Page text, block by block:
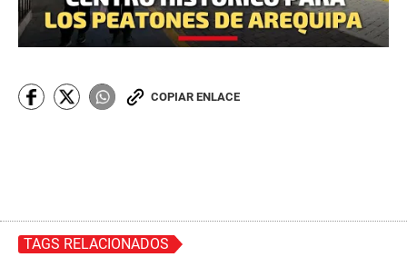
COPIAR ENLACE
TAGS RELACIONADOS